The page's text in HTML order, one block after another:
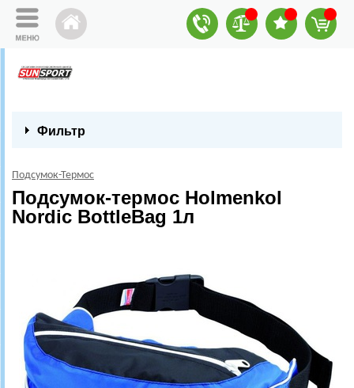
Фильтр
Подсумок-Термос
Подсумок-термос Holmenkol
Nordic BottleBag 1л